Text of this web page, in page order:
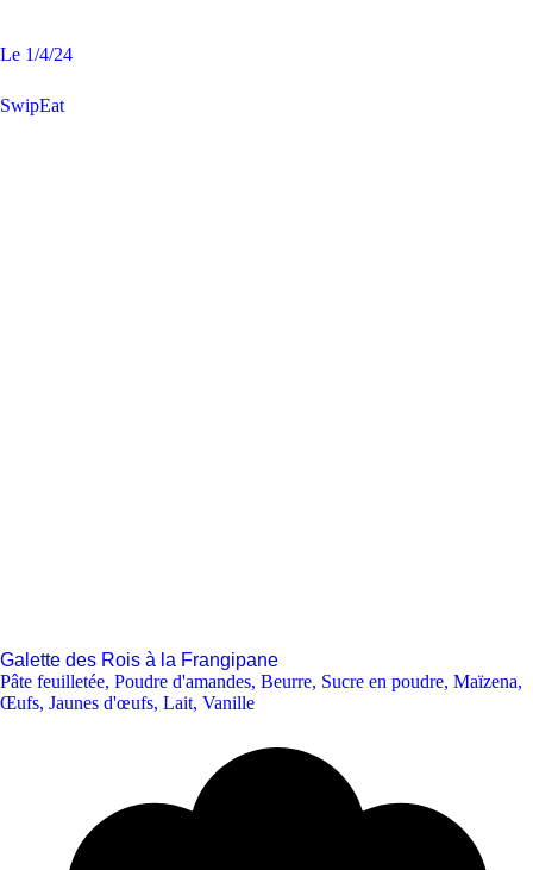
Le 1/4/24
SwipEat
Galette des Rois à la Frangipane
Pâte feuilletée, Poudre d'amandes, Beurre, Sucre en poudre, Maïzena,
Œufs, Jaunes d'œufs, Lait, Vanille